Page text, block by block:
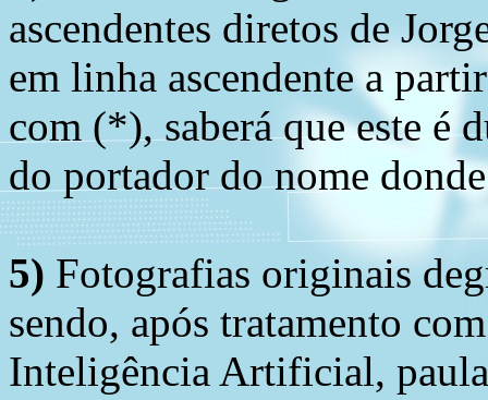
ascendentes diretos de
em linha ascendente a
com (*), saberá que este é
do portador do nome
5) Fotografias originais
sendo, após tratamento
Inteligência Artificial,